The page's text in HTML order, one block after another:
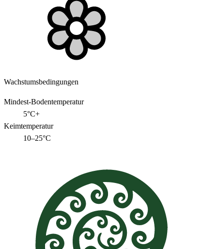
Wachstumsbedingungen
Mindest-Bodentemperatur
5°C+
Keimtemperatur
10–25°C